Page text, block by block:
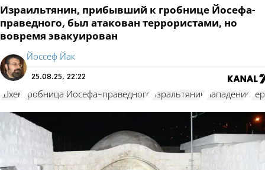
Израильтянин, прибывший к гробнице Йосефа-
праведного, был атакован террористами, но
вовремя эвакуирован
Йоссеф Йак
25.08.25, 22:22
Шхем гробница Йосефа-праведного изральтянин нападение